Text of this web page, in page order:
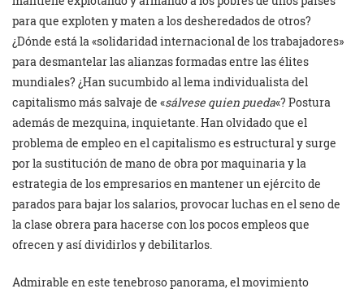
para que exploten y maten a los desheredados de otros?
¿Dónde está la «solidaridad internacional de los trabajadores»
para desmantelar las alianzas formadas entre las élites
mundiales? ¿Han sucumbido al lema individualista del
capitalismo más salvaje de «sálvese quien pueda«? Postura
además de mezquina, inquietante. Han olvidado que el
problema de empleo en el capitalismo es estructural y surge
por la sustitución de mano de obra por maquinaria y la
estrategia de los empresarios en mantener un ejército de
parados para bajar los salarios, provocar luchas en el seno de
la clase obrera para hacerse con los pocos empleos que
ofrecen y así dividirlos y debilitarlos.
Admirable en este tenebroso panorama, el movimiento